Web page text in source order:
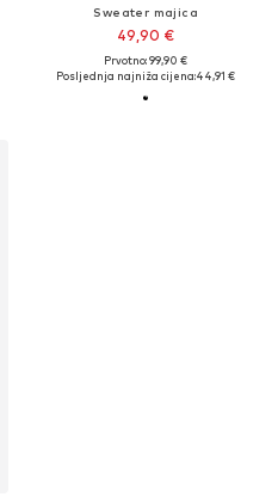
Sweater majica
49,90 €
Prvotno: 99,90 €
Posljednja najniža cijena:44,91 €